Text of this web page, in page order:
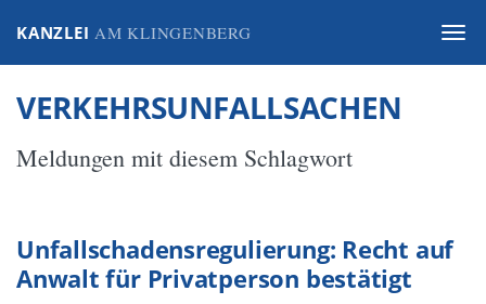
KANZLEI AM KLINGENBERG
VERKEHRSUNFALLSACHEN
Meldungen mit diesem Schlagwort
Unfallschadensregulierung: Recht auf
Anwalt für Privatperson bestätigt